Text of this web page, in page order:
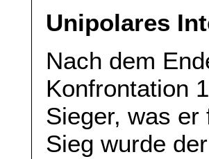
Unipolares
Nach dem
Konfrontation
Sieger, was
Sieg wurde